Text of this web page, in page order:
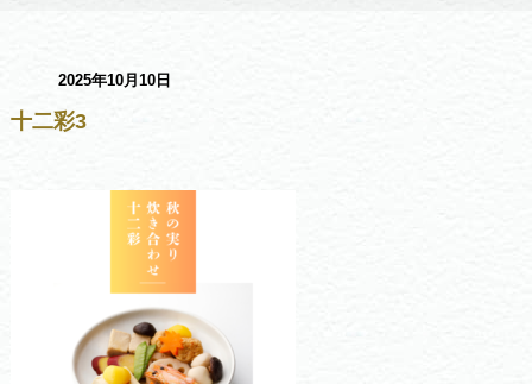
2025年10月10日
十二彩3